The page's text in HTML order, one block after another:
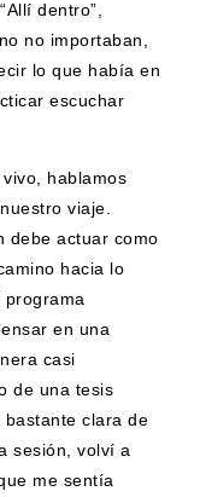
dentro”,
no importaban,
lo que había en
escuchar
hablamos
viaje.
debe actuar como
hacia lo
programa
en una
casi
de una tesis
clara de
sesión, volví a
me sentía